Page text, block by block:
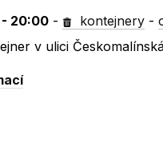
- 20:00 - kontejnery -
v ulici